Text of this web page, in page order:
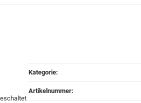
Produkteigenschaft
Wert
Kategorie:
Artikelnummer: